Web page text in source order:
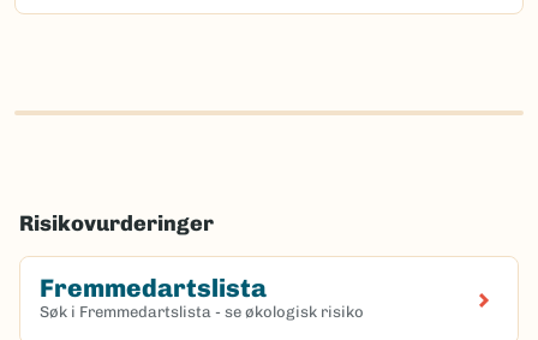
Risikovurderinger
Fremmedartslista
Søk i Fremmedartslista - se økologisk risiko